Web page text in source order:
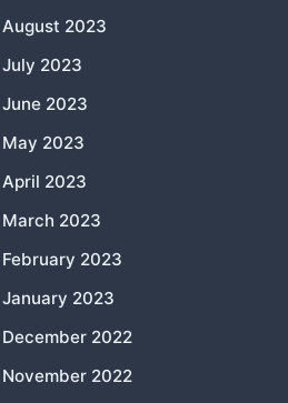
August 2023
July 2023
June 2023
May 2023
April 2023
March 2023
February 2023
January 2023
December 2022
November 2022